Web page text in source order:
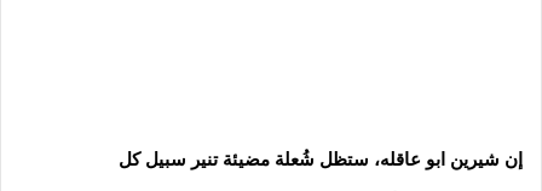
إن شيرين ابو عاقله، ستظل شُعلة مضيئة تنير سبيل كل